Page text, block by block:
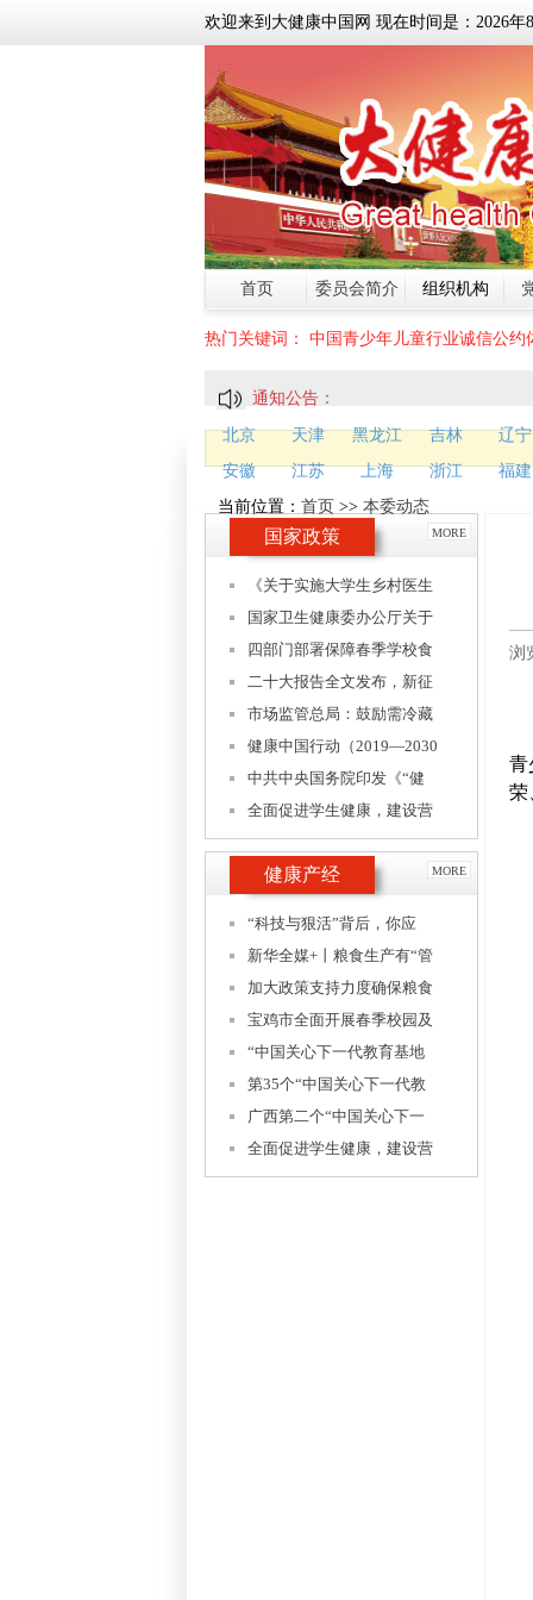
欢迎来到大健康中国网 现在时间是： 2026年8
首页 委员会简介 组织机构
热门关键词： 中国青少年儿童行业诚信公约
通知公告：
北京 天津 黑龙江 吉林 辽宁
安徽
江苏 上海 浙江 福建
当前位置： 首页 >> 本委动态
浏
青
荣
国家政策 MORE
《关于实施大学生乡村医生
国家卫生健康委办公厅关于
四部门部署保障春季学校食
二十大报告全文发布，新征
市场监管总局：鼓励需冷藏
健康中国行动（2019—2030
中共中央国务院印发《“健
全面促进学生健康，建设营
健康产经 MORE
“科技与狠活”背后，你应
新华全媒+丨粮食生产有“管
加大政策支持力度确保粮食
宝鸡市全面开展春季校园及
“中国关心下一代教育基地
第35个“中国关心下一代教
广西第二个“中国关心下一
全面促进学生健康，建设营